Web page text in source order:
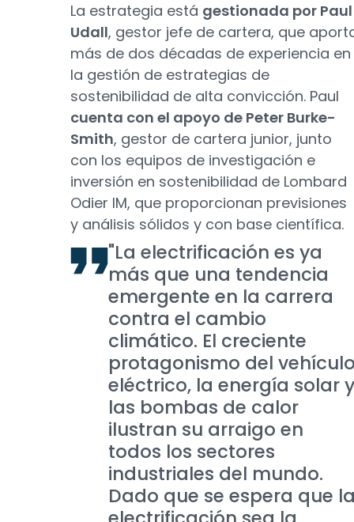
La estrategia está gestionada por Paul
Udall, gestor jefe de cartera, que
más de dos décadas de experiencia en
la gestión de estrategias de
sostenibilidad de alta convicción. Paul
cuenta con el apoyo de Peter Burke-
Smith, gestor de cartera junior, junto
con los equipos de investigación e
inversión en sostenibilidad de Lombard
Odier IM, que proporcionan previsiones
y análisis sólidos y con base científica.
"La electrificación es ya
más que una tendencia
emergente en la carrera
contra el cambio
climático. El creciente
protagonismo del
eléctrico, la energía solar y
las bombas de calor
ilustran su arraigo en
todos los sectores
industriales del mundo.
Dado que se espera que